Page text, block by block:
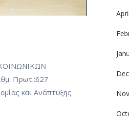
Πρωτ.:627
και Ανάπτυξης